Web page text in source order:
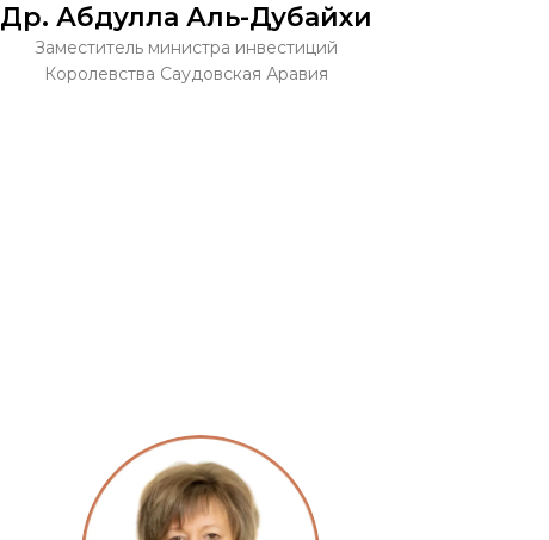
Др. Абдулла Аль-Дубайхи
Заместитель министра инвестиций
Королевства Саудовская Аравия